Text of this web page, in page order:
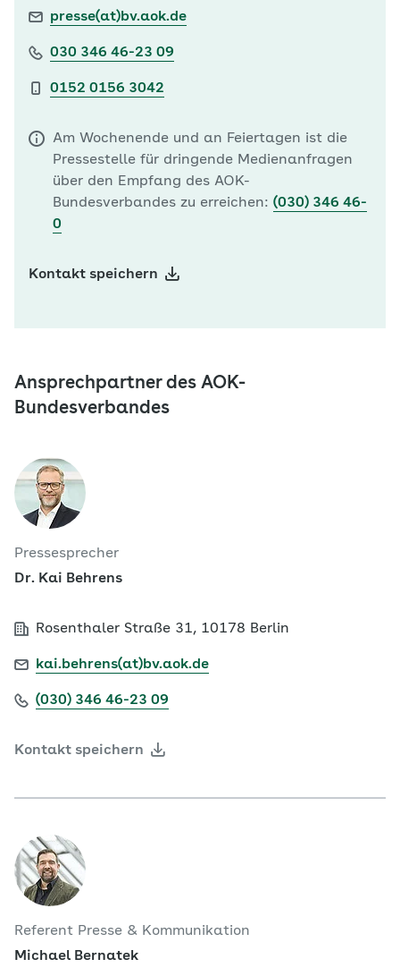
presse(at)bv.aok.de
030 346 46-23 09
0152 0156 3042
Am Wochenende und an Feiertagen ist die
Pressestelle für dringende Medienanfragen
über den Empfang des AOK-
Bundesverbandes zu erreichen: (030) 346 46-
0
Kontakt speichern
Ansprechpartner des AOK-
Bundesverbandes
Pressesprecher
Dr. Kai Behrens
Rosenthaler Straße 31, 10178 Berlin
kai.behrens(at)bv.aok.de
(030) 346 46-23 09
Kontakt speichern
Referent Presse & Kommunikation
Michael Bernatek